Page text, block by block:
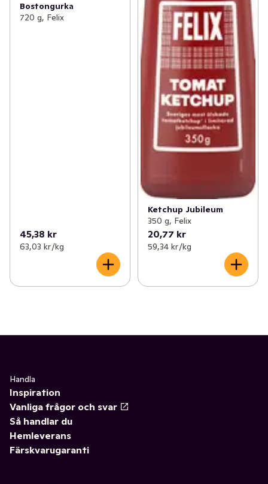
Bostongurka
720 g, Felix
45,38 kr
63,03 kr /kg
Ketchup Jubileum
350 g, Felix
20,77 kr
59,34 kr /kg
Handla
Inspiration
Vanliga frågor och svar
Så handlar du
Hemleverans
Färskvarugaranti